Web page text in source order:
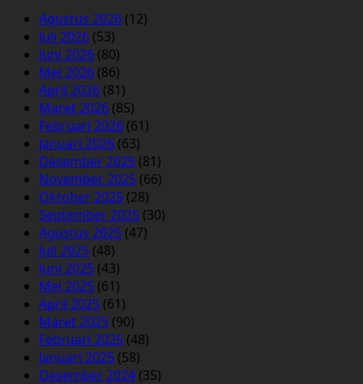
Agustus 2026 (12)
Juli 2026 (53)
Juni 2026 (80)
Mei 2026 (86)
April 2026 (81)
Maret 2026 (85)
Februari 2026 (61)
Januari 2026 (63)
Desember 2025 (81)
November 2025 (66)
Oktober 2025 (28)
September 2025 (30)
Agustus 2025 (47)
Juli 2025 (48)
Juni 2025 (43)
Mei 2025 (61)
April 2025 (61)
Maret 2025 (90)
Februari 2025 (48)
Januari 2025 (58)
Desember 2024 (35)